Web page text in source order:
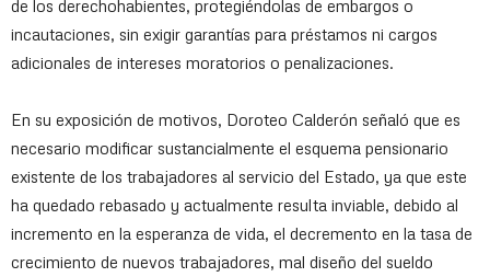
de los derechohabientes, protegiéndolas de embargos o
incautaciones, sin exigir garantías para préstamos ni cargos
adicionales de intereses moratorios o penalizaciones.
En su exposición de motivos, Doroteo Calderón señaló que es
necesario modificar sustancialmente el esquema pensionario
existente de los trabajadores al servicio del Estado, ya que este
ha quedado rebasado y actualmente resulta inviable, debido al
incremento en la esperanza de vida, el decremento en la tasa de
crecimiento de nuevos trabajadores, mal diseño del sueldo